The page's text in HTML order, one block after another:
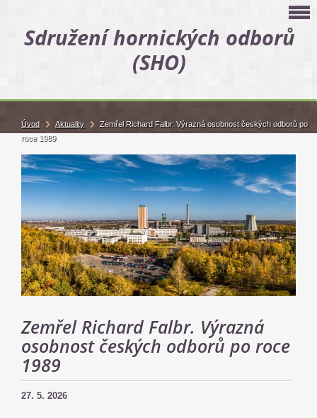
Sdružení hornických odborů
(SHO)
Zemřel Richard Falbr. Výrazná
osobnost českých odborů po roce
1989
27. 5. 2026
Úvod Aktuality
Zemřel Richard Falbr. Výrazná osobnost českých odborů po
roce 1989